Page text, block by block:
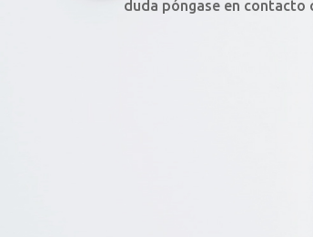
duda póngase en contacto